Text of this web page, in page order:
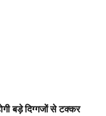
बड़े दिग्गजों से टक्कर